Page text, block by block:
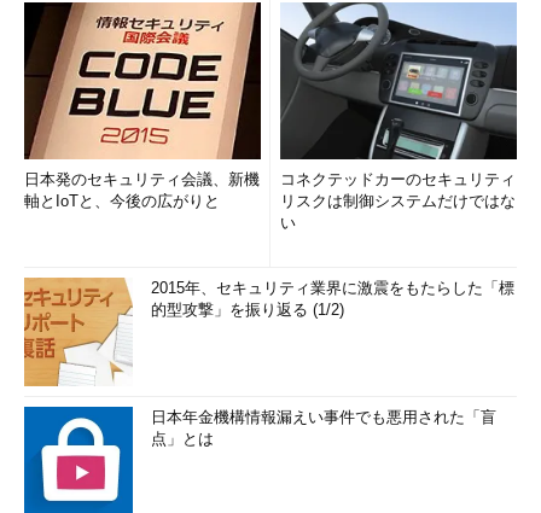
日本発のセキュリティ会議、新機
軸とIoTと、今後の広がりと
コネクテッドカーのセキュリティ
リスクは制御システムだけではな
い
2015年、セキュリティ業界に激震をもたらした「標
的型攻撃」を振り返る (1/2)
日本年金機構情報漏えい事件でも悪用された「盲
点」とは